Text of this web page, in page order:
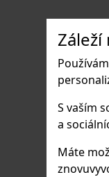
S vaším
a
Máte